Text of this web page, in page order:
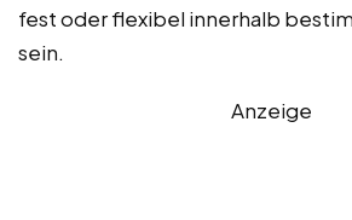
fest oder flexibel innerhalb
sein.
Anzeige